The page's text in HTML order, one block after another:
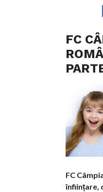
FC
FC
înființare,